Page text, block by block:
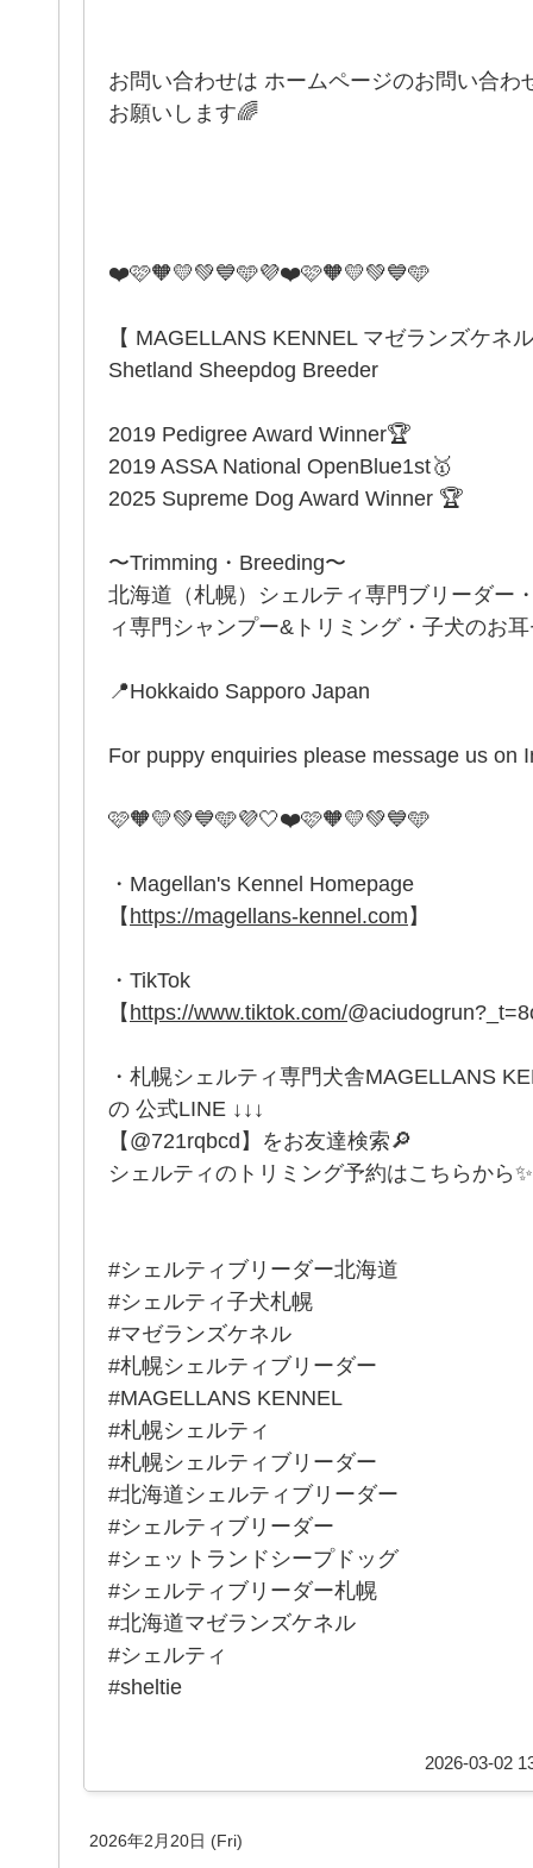
お問い合わせは ホームページのお問い合わ
お願いします🌈
❤️🩷🧡💛💚💙🩵💜❤️🩷🧡💛💚💙🩵
【 MAGELLANS KENNEL マゼランズケネ
Shetland Sheepdog Breeder
2019 Pedigree Award Winner🏆
2019 ASSA National OpenBlue1st🥇
2025 Supreme Dog Award Winner 🏆
〜Trimming・Breeding〜
北海道（札幌）シェルティ専門ブリーダー
ィ専門シャンプー&トリミング・子犬のお
📍Hokkaido Sapporo Japan
For puppy enquiries please message us on
🩷🧡💛💚💙🩵💜🤍❤️🩷🧡💛💚💙🩵
・Magellan's Kennel Homepage
【https://magellans-kennel.com】
・TikTok
【https://www.tiktok.com/
・札幌シェルティ専門犬舎MAGELLANS
の 公式LINE ↓↓↓
【@721rqbcd】をお友達検索🔎
シェルティのトリミング予約はこちらから✨
#シェルティブリーダー北海道
#シェルティ子犬札幌
#マゼランズケネル
#札幌シェルティブリーダー
#MAGELLANS KENNEL
#札幌シェルティ
#札幌シェルティブリーダー
#北海道シェルティブリーダー
#シェルティブリーダー
#シェットランドシープドッグ
#シェルティブリーダー札幌
#北海道マゼランズケネル
#シェルティ
#sheltie
2026-03-02
2026年2月20日 (Fri)